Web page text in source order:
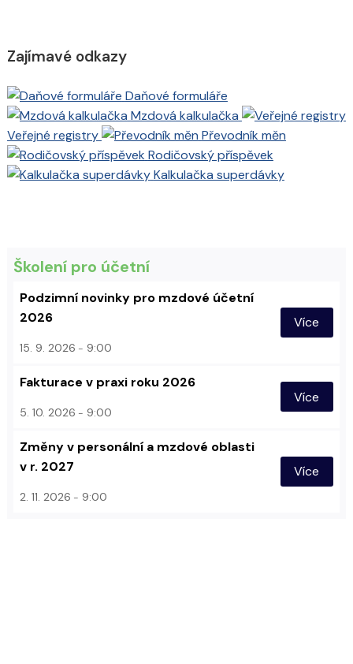
Zajímavé odkazy
Daňové formuláře
Mzdová kalkulačka
Veřejné registry
Převodník měn
Rodičovský příspěvek
Kalkulačka superdávky
Školení pro účetní
Podzimní novinky pro mzdové účetní
2026
15. 9. 2026 9:00
Více
Fakturace v praxi roku 2026
5. 10. 2026 9:00
Více
Změny v personální a mzdové oblasti
v r. 2027
2. 11. 2026 9:00
Více